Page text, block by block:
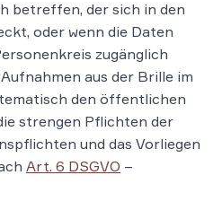
betreffen, der sich in den
oder wenn die Daten
zugänglich
aus der Brille im
den öffentlichen
strengen Pflichten der
und das Vorliegen
Art. 6 DSGVO –